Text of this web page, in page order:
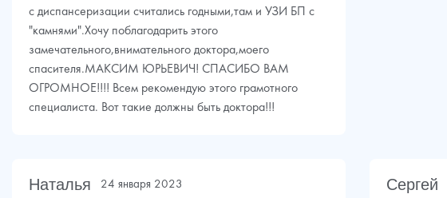
с диспансеризации считались годными,там и УЗИ БП с
"камнями".Хочу поблагодарить этого
замечательного,внимательного доктора,моего
спасителя.МАКСИМ ЮРЬЕВИЧ! СПАСИБО ВАМ
ОГРОМНОЕ!!!! Всем рекомендую этого грамотного
специалиста. Вот такие должны быть доктора!!!
Наталья 24 января 2023 Сергей